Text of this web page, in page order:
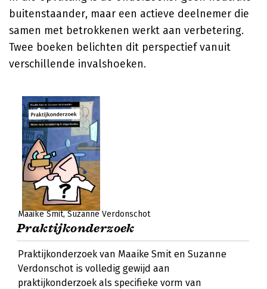
buitenstaander, maar een actieve deelnemer die
samen met betrokkenen werkt aan verbetering.
Twee boeken belichten dit perspectief vanuit
verschillende invalshoeken.
Maaike Smit Suzanne Verdonschot
Praktijkonderzoek
Praktijkonderzoek van Maaike Smit en Suzanne
Verdonschot is volledig gewijd aan
praktijkonderzoek als specifieke vorm van